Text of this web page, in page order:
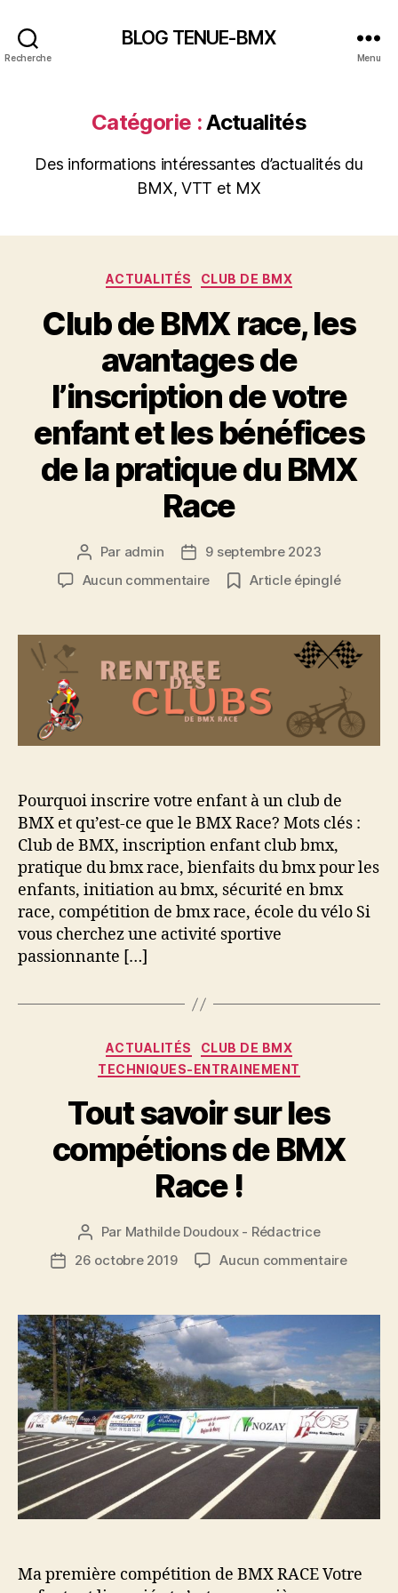
Recherche
BLOG TENUE-BMX
Menu
Catégorie :Actualités
Des informations intéressantes d’actualités du
BMX, VTT et MX
Catégories
ACTUALITÉS CLUB DE BMX
Club de BMX race, les
avantages de
l’inscription de votre
enfant et les bénéfices
de la pratique du BMX
Race
Auteur
de
Par admin
Date
de
l’article
9 septembre 2023
Aucun commentairesur
BMX
race,
les
avantages
de
enfant
et
les
bénéfices
de
la
pratique
du
Article épinglé
Pourquoi inscrire votre enfant à un club de
BMX et qu’est-ce que le BMX Race? Mots clés :
Club de BMX, inscription enfant club bmx,
pratique du bmx race, bienfaits du bmx pour les
enfants, initiation au bmx, sécurité en bmx
race, compétition de bmx race, école du vélo Si
vous cherchez une activité sportive
passionnante […]
Catégories
ACTUALITÉS
CLUB DE BMX
TECHNIQUES-ENTRAINEMENT
Tout savoir sur les
compétions de BMX
Race !
Auteur
de
Par Mathilde Doudoux - Rédactrice
Date26 octobre 2019 Aucun commentairesur
sur
de
BMX
Race
Ma première compétition de BMX RACE Votre